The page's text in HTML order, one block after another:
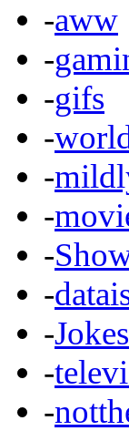
-aww
-
-gifs
-
-
-
-
-
-Jokes
-
-